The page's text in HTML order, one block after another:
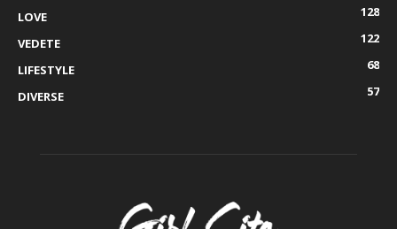
LOVE
128
VEDETE
122
LIFESTYLE
68
DIVERSE
57